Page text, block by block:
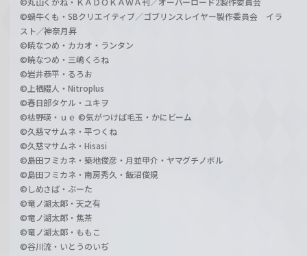
©蝸牛くも・SBクリエイティブ／ゴブリンスレイヤー製作委員会 イラ
スト／神奈月昇
©暁なつめ・カカオ・ランタン
©暁なつめ・三嶋くろね
©岩井恭平・るろお
©上栖綴人・Nitroplus
©春日部タケル・ユキヲ
©枯野瑛・ｕｅ ©気がつけば毛玉・かにビーム
©久慈マサムネ・平つくね
©久慈マサムネ・Hisasi
©島田フミカネ・築地俊彦・月並甲介・ヤマグチノボル
©島田フミカネ・南房秀久・飯沼俊規
©しめさば・ぶーた
©竜ノ湖太郎・天之有
©竜ノ湖太郎・焦茶
©竜ノ湖太郎・ももこ
©谷川流・いとうのいぢ